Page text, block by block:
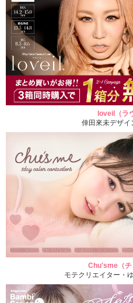
loveil（ラ
倖田來未デザイ
Chu'sme（チ
モテクリエイター・